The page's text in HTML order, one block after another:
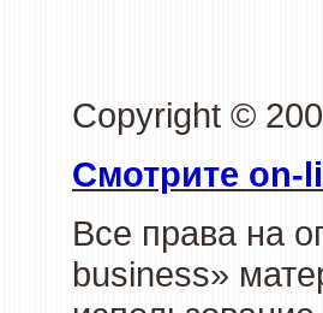
Copyright ©
Смотрите on-
Все права на
business»